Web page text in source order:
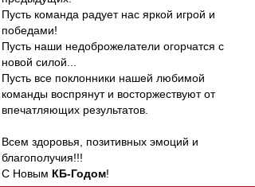
Пусть команда радует нас яркой игрой и
победами!
Пусть наши недоброжелатели огорчатся с
новой силой...
Пусть все поклонники нашей любимой
команды воспрянут и восторжествуют от
впечатляющих результатов.
Всем здоровья, позитивных эмоций и
благополучия!!!
С Новым КБ-Годом!